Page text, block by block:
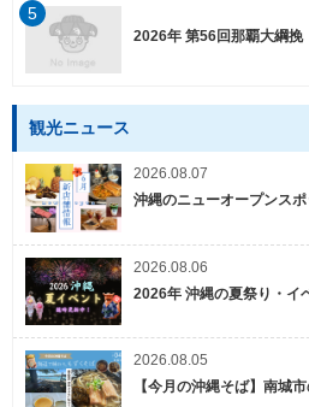
2026年 第56回那覇大綱挽
5
観光ニュース
2026.08.07
沖縄のニューオープンス
2026.08.06
2026年 沖縄の夏祭り・イ
2026.08.05
【今月の沖縄そば】南城